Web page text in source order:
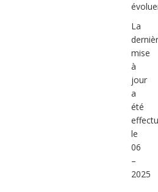
La
mise
à
jour
a
été
le
06
–
2025